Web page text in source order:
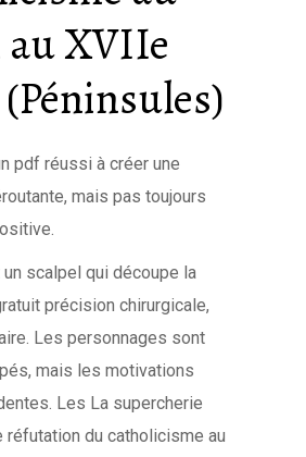
au XVIIe
pdf réussi à créer une
mais pas toujours
un scalpel qui découpe la
précision chirurgicale,
Les personnages sont
mais les motivations
Les La supercherie
réfutation du catholicisme au